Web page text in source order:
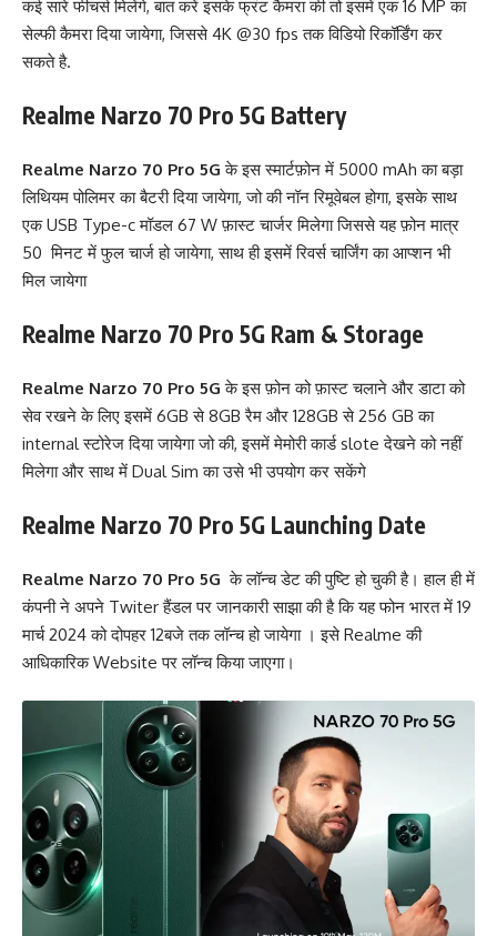
कई सारे फीचर्स मिलेंगे, बात करें इसके फ्रंट कैमरा की तो इसमें एक 16 MP का
सेल्फी कैमरा दिया जायेगा, जिससे 4K @30 fps तक विडियो रिकॉर्डिंग कर
सकते है.
Realme Narzo 70 Pro 5G Battery
Realme Narzo 70 Pro 5G के इस स्मार्टफ़ोन में 5000 mAh का बड़ा
लिथियम पोलिमर का बैटरी दिया जायेगा, जो की नॉन रिमूवेबल होगा, इसके साथ
एक USB Type-c मॉडल 67 W फ़ास्ट चार्जर मिलेगा जिससे यह फ़ोन मात्र
50 मिनट में फुल चार्ज हो जायेगा, साथ ही इसमें रिवर्स चार्जिंग का आप्शन भी
मिल जायेगा
Realme Narzo 70 Pro 5G Ram & Storage
Realme Narzo 70 Pro 5G के इस फ़ोन को फ़ास्ट चलाने और डाटा को
सेव रखने के लिए इसमें 6GB से 8GB रैम और 128GB से 256 GB का
internal स्टोरेज दिया जायेगा जो की, इसमें मेमोरी कार्ड slote देखने को नहीं
मिलेगा और साथ में Dual Sim का उसे भी उपयोग कर सकेंगे
Realme Narzo 70 Pro 5G Launching Date
Realme Narzo 70 Pro 5G के लॉन्च डेट की पुष्टि हो चुकी है। हाल ही में
कंपनी ने अपने Twiter हैंडल पर जानकारी साझा की है कि यह फोन भारत में 19
मार्च 2024 को दोपहर 12बजे तक लॉन्च हो जायेगा । इसे Realme की
आधिकारिकWebsiteपर लॉन्च किया जाएगा।